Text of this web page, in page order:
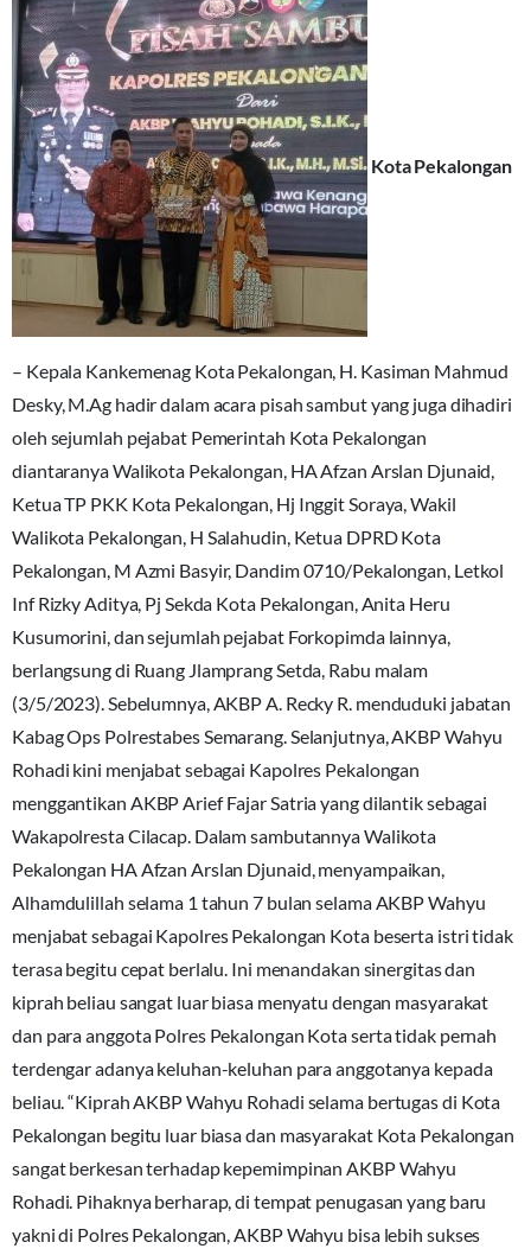
Kota Pekalongan
– Kepala Kankemenag Kota Pekalongan, H. Kasiman Mahmud
Desky, M.Ag hadir dalam acara pisah sambut yang juga dihadiri
oleh sejumlah pejabat Pemerintah Kota Pekalongan
diantaranya Walikota Pekalongan, HA Afzan Arslan Djunaid,
Ketua TP PKK Kota Pekalongan, Hj Inggit Soraya, Wakil
Walikota Pekalongan, H Salahudin, Ketua DPRD Kota
Pekalongan, M Azmi Basyir, Dandim 0710/Pekalongan, Letkol
Inf Rizky Aditya, Pj Sekda Kota Pekalongan, Anita Heru
Kusumorini, dan sejumlah pejabat Forkopimda lainnya,
berlangsung di Ruang Jlamprang Setda, Rabu malam
(3/5/2023). Sebelumnya, AKBP A. Recky R. menduduki jabatan
Kabag Ops Polrestabes Semarang. Selanjutnya, AKBP Wahyu
Rohadi kini menjabat sebagai Kapolres Pekalongan
menggantikan AKBP Arief Fajar Satria yang dilantik sebagai
Wakapolresta Cilacap. Dalam sambutannya Walikota
Pekalongan HA Afzan Arslan Djunaid, menyampaikan,
Alhamdulillah selama 1 tahun 7 bulan selama AKBP Wahyu
menjabat sebagai Kapolres Pekalongan Kota beserta istri tidak
terasa begitu cepat berlalu. Ini menandakan sinergitas dan
kiprah beliau sangat luar biasa menyatu dengan masyarakat
dan para anggota Polres Pekalongan Kota serta tidak pernah
terdengar adanya keluhan-keluhan para anggotanya kepada
beliau. “Kiprah AKBP Wahyu Rohadi selama bertugas di Kota
Pekalongan begitu luar biasa dan masyarakat Kota Pekalongan
sangat berkesan terhadap kepemimpinan AKBP Wahyu
Rohadi. Pihaknya berharap, di tempat penugasan yang baru
yakni di Polres Pekalongan, AKBP Wahyu bisa lebih sukses